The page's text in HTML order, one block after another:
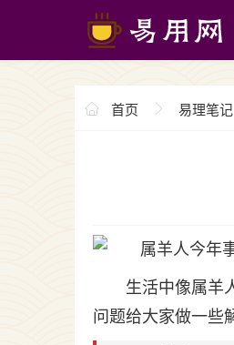
首页 易理笔记
生活中像属羊
问题给大家做一些